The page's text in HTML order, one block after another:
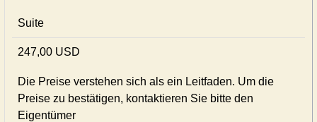
Suite
247,00 USD
Die Preise verstehen sich als ein Leitfaden. Um die
Preise zu bestätigen, kontaktieren Sie bitte den
Eigentümer